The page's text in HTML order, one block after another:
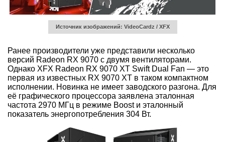
Источник изображений: VideoCardz / XFX
Ранее производители уже представили несколько
версий Radeon RX 9070 с двумя вентиляторами.
Однако XFX Radeon RX 9070 XT Swift Dual Fan — это
первая из известных RX 9070 XT в таком компактном
исполнении. Новинка не имеет заводского разгона. Для
её графического процессора заявлена эталонная
частота 2970 МГц в режиме Boost и эталонный
показатель энергопотребления 304 Вт.